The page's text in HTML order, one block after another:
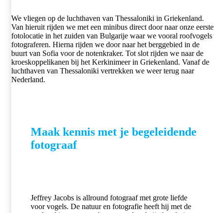
We vliegen op de luchthaven van Thessaloniki in Griekenland.
Van hieruit rijden we met een minibus direct door naar onze eerste
fotolocatie in het zuiden van Bulgarije waar we vooral roofvogels
fotograferen. Hierna rijden we door naar het berggebied in de
buurt van Sofia voor de notenkraker. Tot slot rijden we naar de
kroeskoppelikanen bij het Kerkinimeer in Griekenland. Vanaf de
luchthaven van Thessaloniki vertrekken we weer terug naar
Nederland.
Maak kennis met je begeleidende
fotograaf
Jeffrey Jacobs is allround fotograaf met grote liefde
voor vogels. De natuur en fotografie heeft hij met de